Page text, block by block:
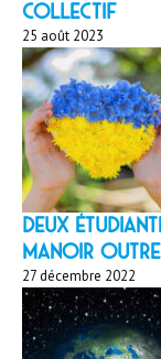
collectif
25 août 2023
Deux
Manoir
27 décembre 2022